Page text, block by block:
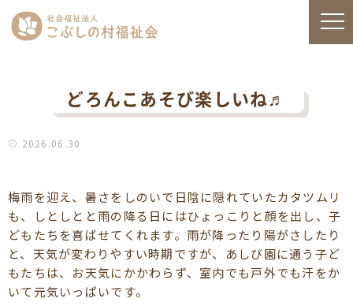
どろんこあそび楽しいね♬
2026.06.30
梅雨を迎え、暑さをしのいで日陰に隠れていたカタツムリ
も、しとしとと雨の降る日にはひょっこりと顔を出し、子
どもたちを喜ばせてくれます。雨が降ったり陽がさしたり
と、天気が変わりやすい時期ですが、あしび園に通う子ど
もたちは、お天気にかかわらず、室内でも戸外でも汗をか
いて元気いっぱいです。